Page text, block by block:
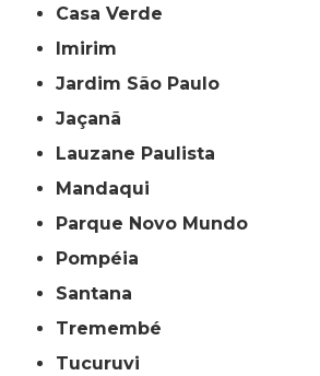
Casa Verde
Imirim
Jardim São Paulo
Jaçanã
Lauzane Paulista
Mandaqui
Parque Novo Mundo
Pompéia
Santana
Tremembé
Tucuruvi